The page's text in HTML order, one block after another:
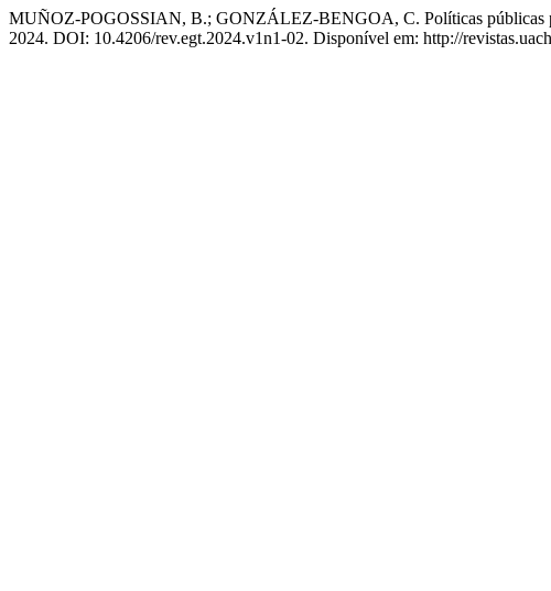
MUÑOZ-POGOSSIAN, B.; GONZÁLEZ-BENGOA, C. Políticas públicas
2024. DOI: 10.4206/rev.egt.2024.v1n1-02. Disponível em: http://